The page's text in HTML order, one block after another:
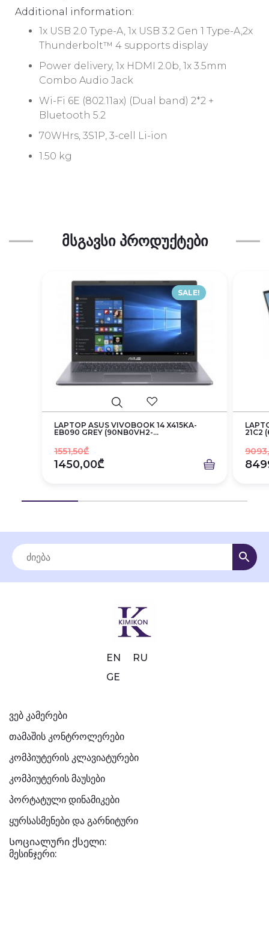
Additional information:
1x USB 2.0 Type-A, 1x USB 3.2 Gen 1 Type-A,2x
Thunderbolt™ 4 supports display
Power delivery, 1x HDMI 2.0b, 1x 3.5mm
Combo Audio Jack
Wi-Fi 6E (802.11ax) (Dual band) 2*2 +
Bluetooth 5.2
70WHrs, 3S1P, 3-cell Li-ion
1.50 kg
ᲛᲡᲒᲐᲕᲡᲘ ᲞᲠᲝᲓᲣᲥᲢᲔᲑᲘ
SALE!
LAPTOP ASUS VIVOBOOK 14 X415KA-
EB090 GREY (90NB0VH2-...
1551,50₾
1450,00₾
21C2
ვებ კამერები
თამაშის კონტროლერები
კომპიუტერის კლავიატურები
კომპიუტერის მაუსები
EN
RU
GE
პორტატული დინამიკები
ყურსასმენები და გარნიტური
Სოციალური ქსელი:
მესინჯერი: